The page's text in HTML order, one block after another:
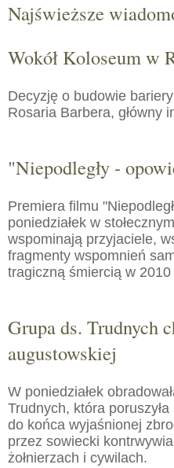
Najświeższe
Wokół Koloseum w
Decyzję o budowie
Rosaria Barbera, główny
"Niepodległy -
Premiera filmu
poniedziałek w
wspominają przyjaciele,
fragmenty wspomnień
tragiczną śmiercią w
Grupa ds. Trudnych
augustowskiej
W poniedziałek
Trudnych, która
do końca wyjaśnionej
przez sowiecki
żołnierzach i cywilach.